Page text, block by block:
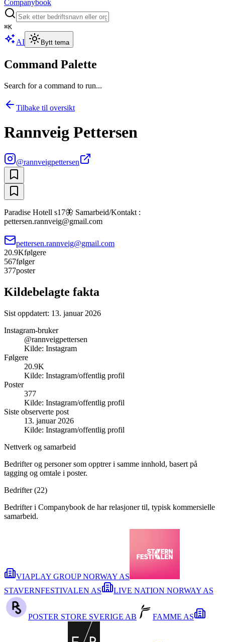
Companybook
⌘K
AI Bytt tema
Command Palette
Search for a command to run...
Tilbake til oversikt
Rannveig Pettersen
@rannveigpettersen
Paradise Hotell s17🦋 Samarbeid/Kontakt :
pettersen.rannveig@gmail.com
pettersen.rannveig@gmail.com
20.9Kfølgere
567følger
377poster
Kildebelagte fakta
Sist oppdatert: 13. januar 2026
Instagram-bruker
@rannveigpettersen
Kilde: Instagram
Følgere
20.9K
Kilde: Instagram/offentlig profil
Poster
377
Kilde: Instagram/offentlig profil
Siste observerte post
13. januar 2026
Kilde: Instagram/offentlig profil
Nettverk og samarbeid
Bedrifter og personer som opptrer i samme innhold, basert på
tagging og omtale i poster.
Bedrifter (22)
Bedrifter i Companybook de har relasjoner til, typisk kommersielle
samarbeid.
VIAPLAY GROUP NORWAY AS
STAVERNFESTIVALEN AS
LIVE NATION NORWAY AS
POSTER STORE SVERIGE AB FAMME AS